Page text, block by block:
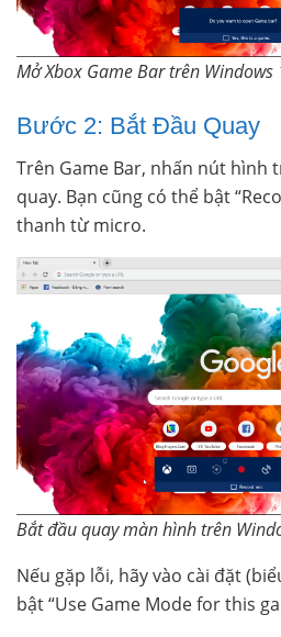
Mở Xbox Game Bar trên Windows
Bước 2: Bắt Đầu Quay
Trên Game Bar, nhấn nút hình
quay. Bạn cũng có thể bật
thanh từ micro.
Bắt đầu quay màn hình trên
Nếu gặp lỗi, hãy vào cài đặt
bật “Use Game Mode for this